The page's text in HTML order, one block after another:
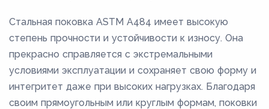
Стальная поковка ASTM A484 имеет высокую
степень прочности и устойчивости к износу. Она
прекрасно справляется с экстремальными
условиями эксплуатации и сохраняет свою форму и
интегритет даже при высоких нагрузках. Благодаря
своим прямоугольным или круглым формам, поковки